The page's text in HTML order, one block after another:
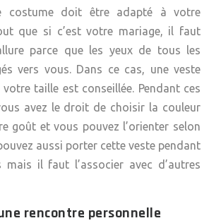
costume doit être adapté à votre
que si c’est votre mariage, il faut
parce que les yeux de tous les
vers vous. Dans ce cas, une veste
taille est conseillée. Pendant ces
avez le droit de choisir la couleur
goût et vous pouvez l’orienter selon
aussi porter cette veste pendant
mais il faut l’associer avec d’autres
rencontre personnelle